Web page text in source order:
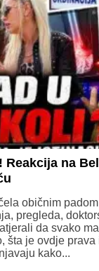
Reakcija na
običnim
pregleda,
da svako
šta je ovdje
kako...